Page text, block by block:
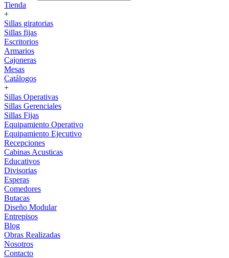
Tienda
+
Sillas giratorias
Sillas fijas
Escritorios
Armarios
Cajoneras
Mesas
Catálogos
+
Sillas Operativas
Sillas Gerenciales
Sillas Fijas
Equipamiento Operativo
Equipamiento Ejecutivo
Recepciones
Cabinas Acusticas
Educativos
Divisorias
Esperas
Comedores
Butacas
Diseño Modular
Entrepisos
Blog
Obras Realizadas
Nosotros
Contacto